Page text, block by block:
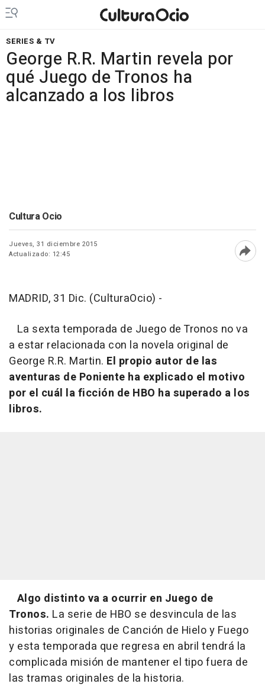
SERIES & TV
George R.R. Martin revela por
qué Juego de Tronos ha
alcanzado a los libros
Cultura Ocio
Jueves, 31 diciembre 2015
Actualizado: 12:45
MADRID, 31 Dic. (CulturaOcio) -
La sexta temporada de Juego de Tronos no va
a estar relacionada con la novela original de
George R.R. Martin. El propio autor de las
aventuras de Poniente ha explicado el motivo
por el cuál la ficción de HBO ha superado a los
libros.
Algo distinto va a ocurrir en Juego de
Tronos. La serie de HBO se desvincula de las
historias originales de Canción de Hielo y Fuego
y esta temporada que regresa en abril tendrá la
complicada misión de mantener el tipo fuera de
las tramas originales de la historia.